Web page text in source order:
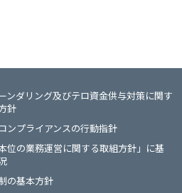
ンダリング及びテロ資金供与対策に関す
針
ンプライアンスの行動指針
位の業務運営に関する取組方針」に基
の基本方針